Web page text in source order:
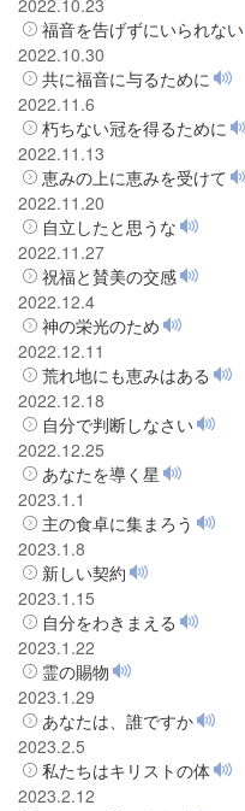
福音を告げずにいられない
2022.10.30
共に福音に与るために
2022.11.6
朽ちない冠を得るために
2022.11.13
恵みの上に恵みを受けて
2022.11.20
自立したと思うな
2022.11.27
祝福と賛美の交感
2022.12.4
神の栄光のため
2022.12.11
荒れ地にも恵みはある
2022.12.18
自分で判断しなさい
2022.12.25
あなたを導く星
2023.1.1
主の食卓に集まろう
2023.1.8
新しい契約
2023.1.15
自分をわきまえる
2023.1.22
霊の賜物
2023.1.29
あなたは、誰ですか
2023.2.5
私たちはキリストの体
2023.2.12